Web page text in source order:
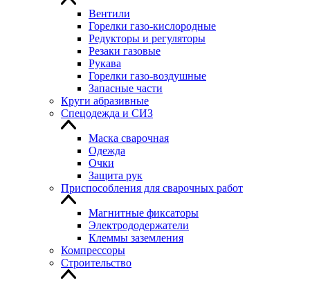
Вентили
Горелки газо-кислородные
Редукторы и регуляторы
Резаки газовые
Рукава
Горелки газо-воздушные
Запасные части
Круги абразивные
Спецодежда и СИЗ
Маска сварочная
Одежда
Очки
Защита рук
Приспособления для сварочных работ
Магнитные фиксаторы
Электрододержатели
Клеммы заземления
Компрессоры
Строительство